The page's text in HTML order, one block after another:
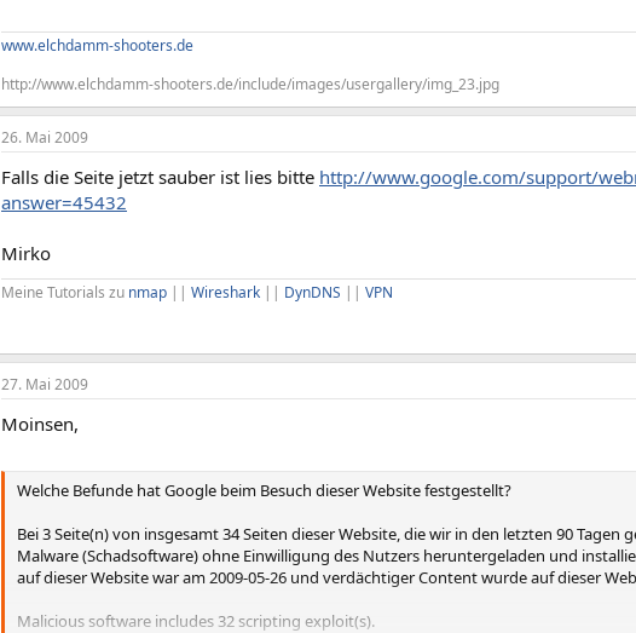
www.elchdamm-shooters.de
http://www.elchdamm-shooters.de/include/images/usergallery/img_23.jpg
26. Mai 2009
Falls die Seite jetzt sauber ist lies bitte http://www.google.com/support/
answer=45432
Mirko
Meine Tutorials zu nmap || Wireshark || DynDNS || VPN
27. Mai 2009
Moinsen,
Welche Befunde hat Google beim Besuch dieser Website festgestellt?
Bei 3 Seite(n) von insgesamt 34 Seiten dieser Website, die wir in den letzten 90
Malware (Schadsoftware) ohne Einwilligung des Nutzers heruntergeladen und
auf dieser Website war am 2009-05-26 und verdächtiger Content wurde auf dieser
Malicious software includes 32 scripting exploit(s).